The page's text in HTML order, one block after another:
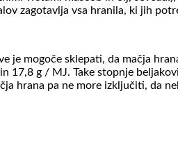
zagotavlja vsa hranila, ki jih
je mogoče sklepati, da mačja
17,8 g / MJ. Take stopnje
hrana pa ne more izključiti, da